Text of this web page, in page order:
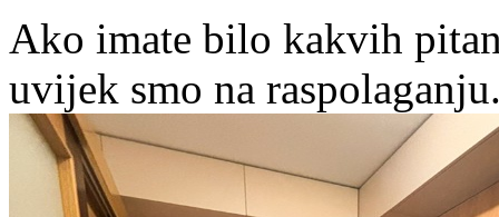
Ako imate bilo kakvih
uvijek smo na